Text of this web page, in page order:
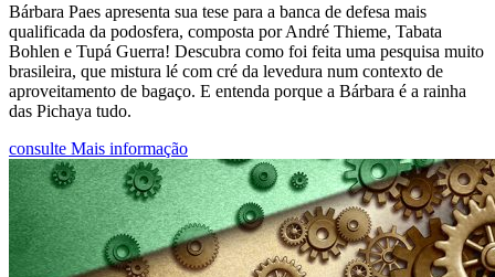
Bárbara Paes apresenta sua tese para a banca de defesa mais
qualificada da podosfera, composta por André Thieme, Tabata
Bohlen e Tupá Guerra! Descubra como foi feita uma pesquisa muito
brasileira, que mistura lé com cré da levedura num contexto de
aproveitamento de bagaço. E entenda porque a Bárbara é a rainha
das Pichaya tudo.
consulte Mais informação